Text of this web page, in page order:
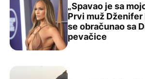
„Spavao je sa mojom ženom“: Prvi
„Spavao je sa
Prvi muž
se obračunao sa
pevačice